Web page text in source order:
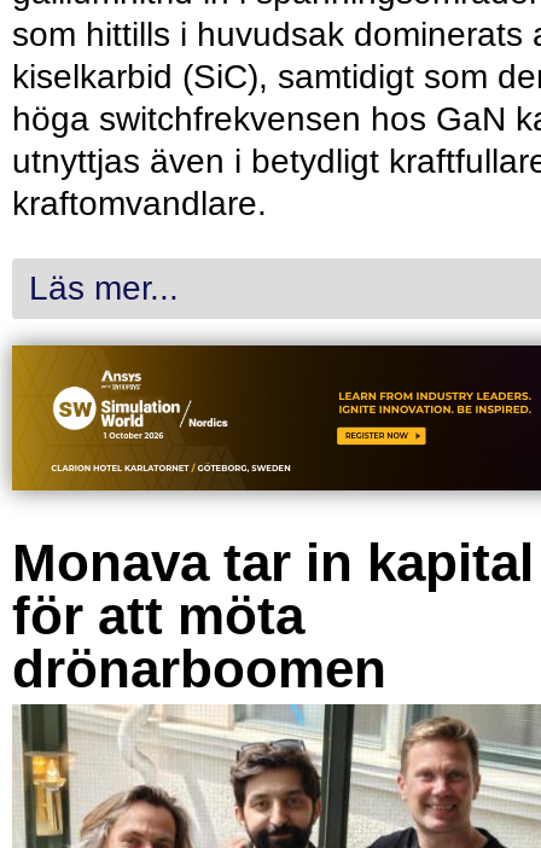
som hittills i huvudsak dominerats
kiselkarbid (SiC), samtidigt som
höga switchfrekvensen hos GaN
utnyttjas även i betydligt
kraftomvandlare.
Läs mer...
Monava tar in kapital
för att möta
drönarboomen